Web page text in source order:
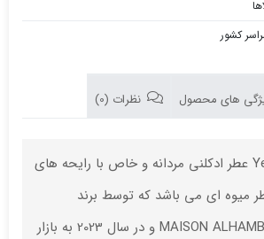
کشور
های محصول نظرات (0)
Yeah عطر ادکلنی مردانه و خاص با رایحه های
میوه ای می باشد که توسط برند
MAISON ALHAMBRA و در سال 2023 به بازار